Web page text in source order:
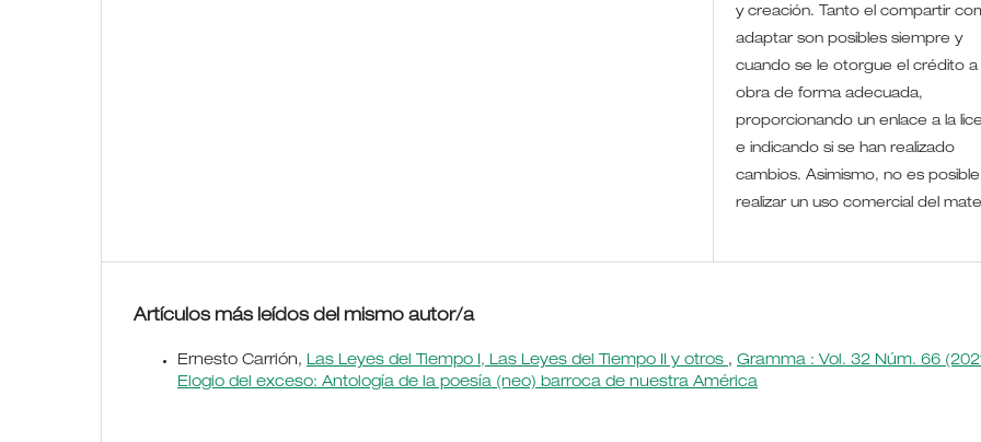
y creación. Tanto el compartir
adaptar son posibles siempre y
cuando se le otorgue el crédito a
obra de forma adecuada,
proporcionando un enlace a la
e indicando si se han realizado
cambios. Asimismo, no es posible
realizar un uso comercial del
Artículos más leídos del mismo autor/a
Ernesto Carrión, Las Leyes del Tiempo I, Las Leyes del Tiempo II y otros , Gramma : Vol. 32 Núm. 66
Elogio del exceso: Antología de la poesía (neo) barroca de nuestra América